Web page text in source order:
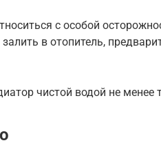
с особой
в отопитель,
чистой водой не менее